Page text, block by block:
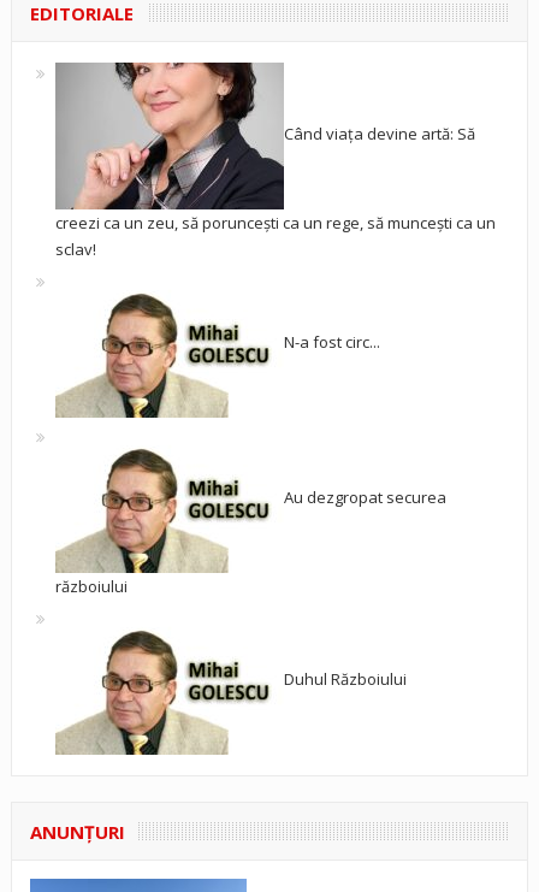
EDITORIALE
Când viața devine artă: Să
creezi ca un zeu, să poruncești ca un rege, să muncești ca un
sclav!
N-a fost circ...
Au dezgropat securea
războiului
Duhul Războiului
ANUNŢURI